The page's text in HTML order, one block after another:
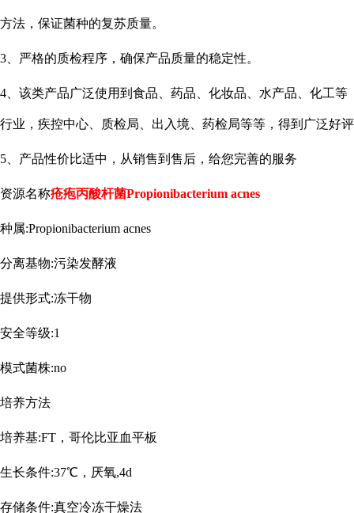
方法，保证菌种的复苏质量。
3、严格的质检程序，确保产品质量的稳定性。
4、该类产品广泛使用到食品、药品、化妆品、水产品、化工等
行业，疾控中心、质检局、出入境、药检局等等，得到广泛好评
5、产品性价比适中，从销售到售后，给您完善的服务
资源名称疮疱丙酸杆菌Propionibacterium acnes
种属:Propionibacterium acnes
分离基物:污染发酵液
提供形式:冻干物
安全等级:1
模式菌株:no
培养方法
培养基:FT，哥伦比亚血平板
生长条件:37℃，厌氧,4d
存储条件:真空冷冻干燥法